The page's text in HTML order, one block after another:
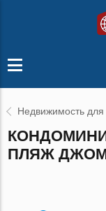
Недвижимость
ПЛЯЖ